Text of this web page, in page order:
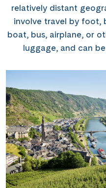
relatively distant
involve travel by foot,
boat, bus, airplane, or
luggage, and can